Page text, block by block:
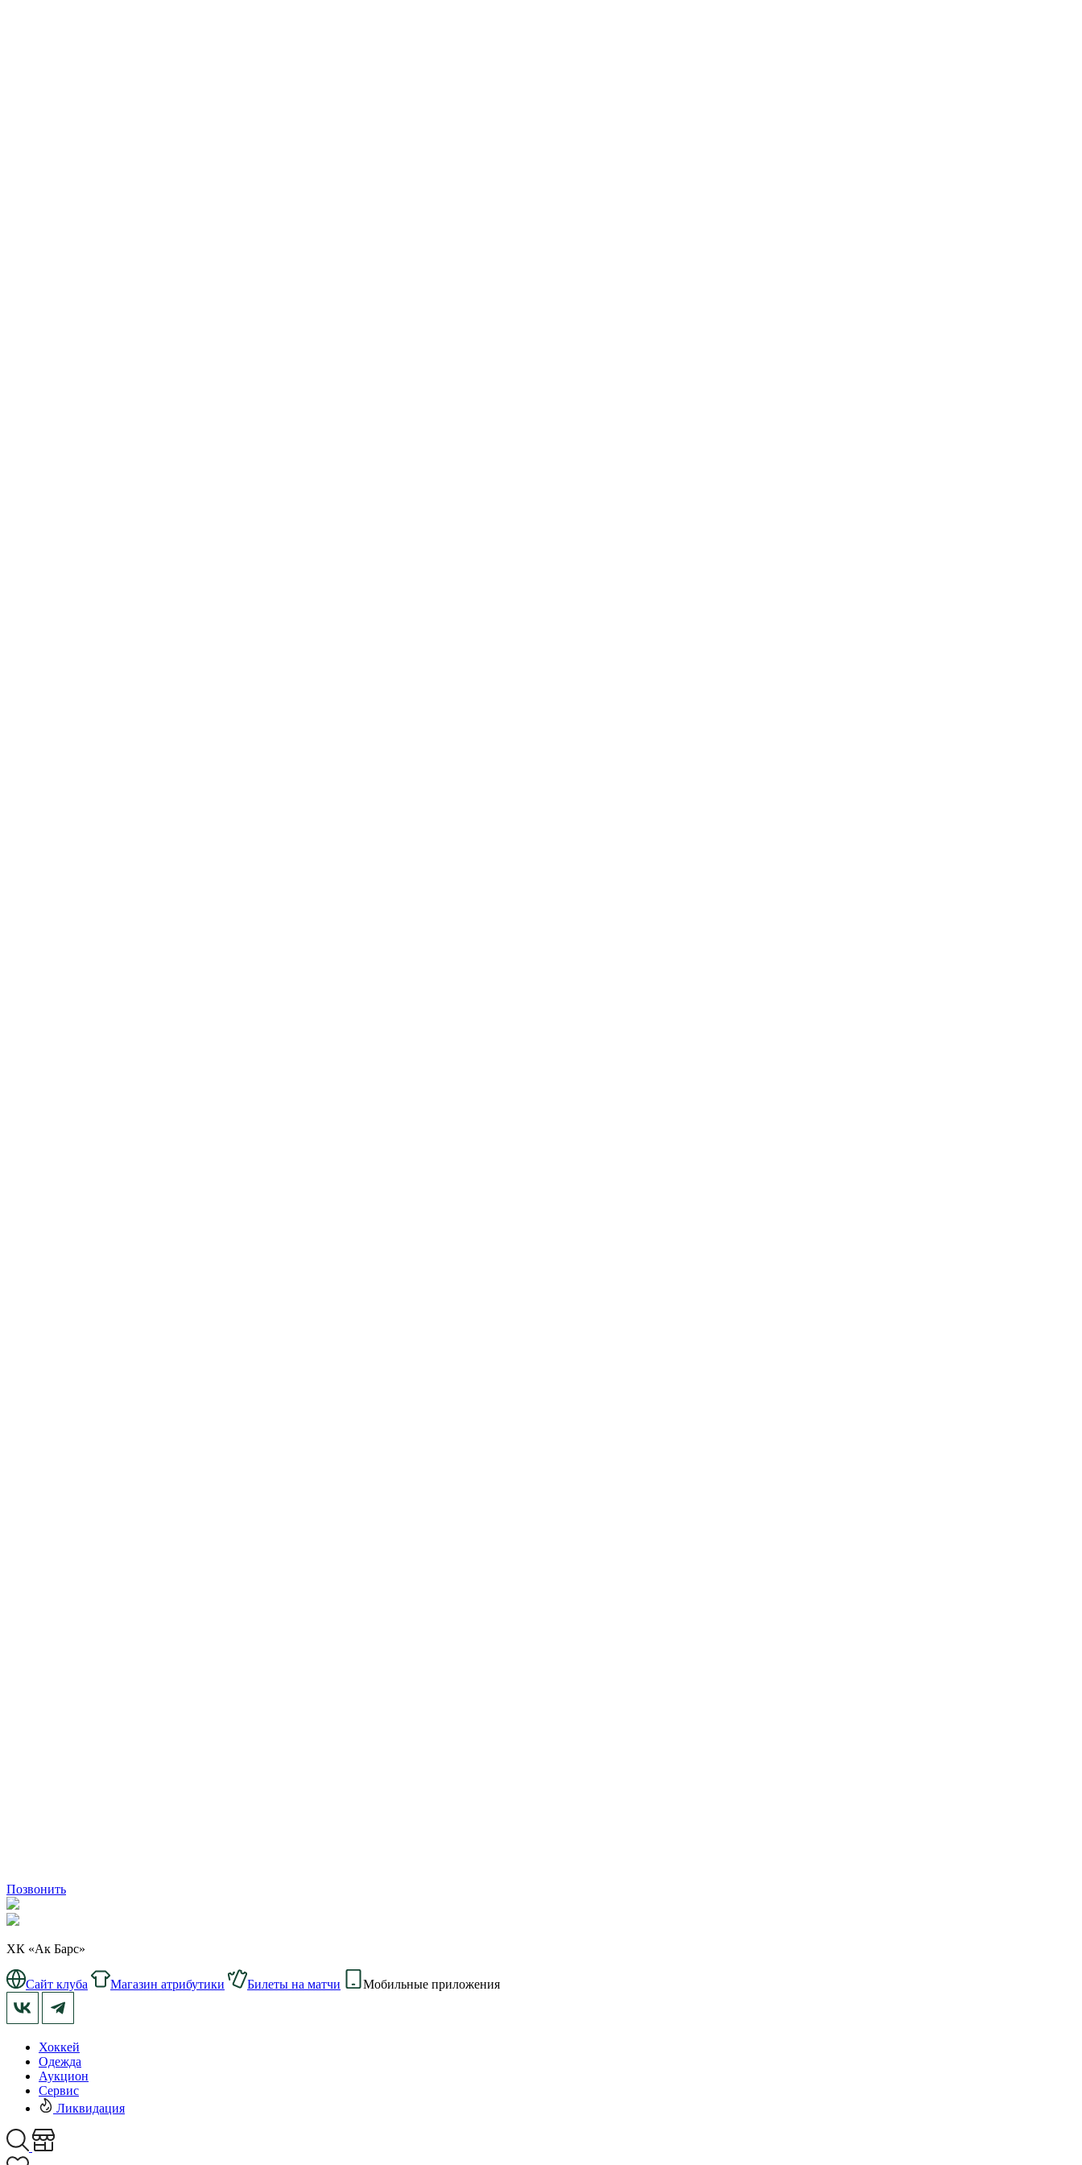
Позвонить
ХК «Ак Барс»
Сайт клуба Магазин атрибутики Билеты на матчи Мобильные приложения
Хоккей
Одежда
Аукцион
Сервис
Ликвидация